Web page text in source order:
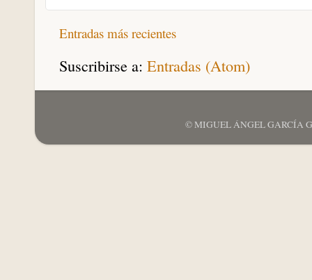
Entradas más recientes
Suscribirse a: Entradas (Atom)
© MIGUEL ÁNGEL GARCÍA